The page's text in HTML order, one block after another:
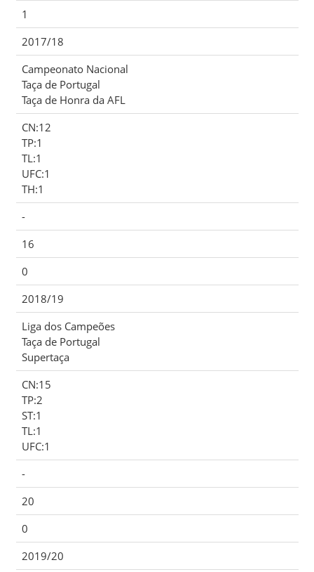
1
2017/18
Campeonato Nacional
Taça de Portugal
Taça de Honra da AFL
CN:12
TP:1
TL:1
UFC:1
TH:1
-
16
0
2018/19
Liga dos Campeões
Taça de Portugal
Supertaça
CN:15
TP:2
ST:1
TL:1
UFC:1
-
20
0
2019/20